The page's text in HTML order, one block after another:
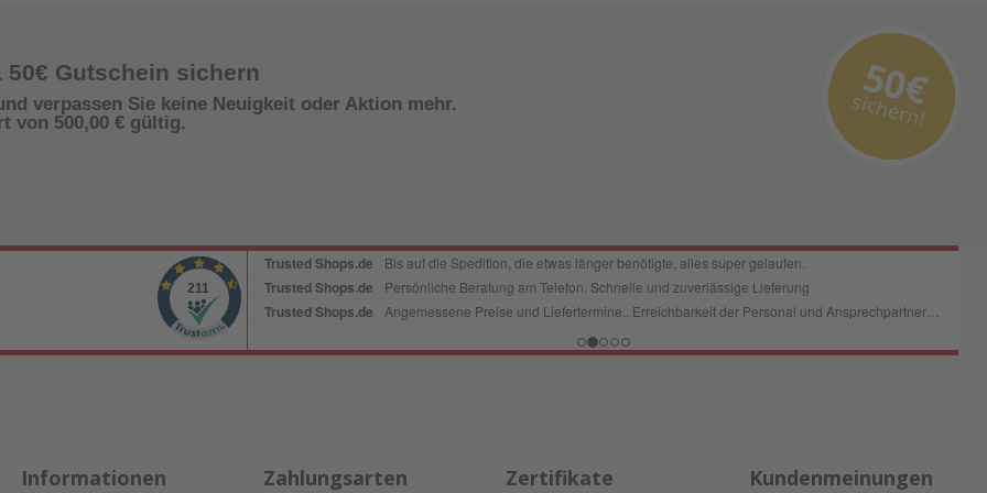
Stoß-
Gutschein sichern
verpassen Sie keine Neuigkeit oder Aktion mehr.
von 500,00 € gültig.
50€
sichern!
Informationen Zahlungsarten Zertifikate Kundenmeinungen